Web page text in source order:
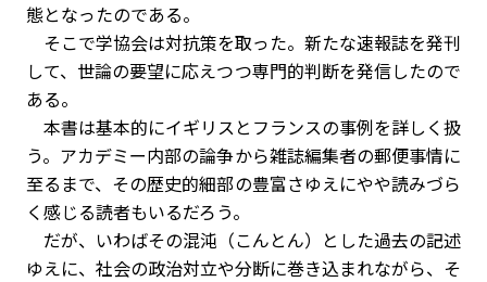
態となったのである。
そこで学協会は対抗策を取った。新たな速報誌を発刊
して、世論の要望に応えつつ専門的判断を発信したので
ある。
本書は基本的にイギリスとフランスの事例を詳しく扱
う。アカデミー内部の論争から雑誌編集者の郵便事情に
至るまで、その歴史的細部の豊富さゆえにやや読みづら
く感じる読者もいるだろう。
だが、いわばその混沌（こんとん）とした過去の記述
ゆえに、社会の政治対立や分断に巻き込まれながら、そ